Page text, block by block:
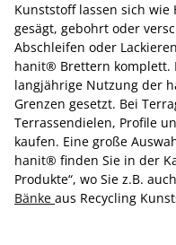
Kunststoff lassen sich
gesägt, gebohrt oder
Abschleifen oder
hanit® Brettern komplett.
langjährige Nutzung der
Grenzen gesetzt. Bei
Terrassendielen, Profile
kaufen. Eine große
hanit® finden Sie in der
Produkte“, wo Sie z.B. auch
Bänke aus Recycling